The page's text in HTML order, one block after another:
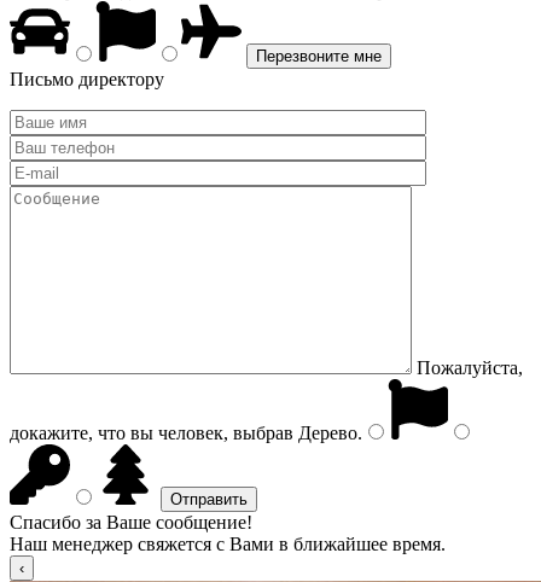
Письмо директору
Пожалуйста,
докажите, что вы человек, выбрав Дерево.
Спасибо за Ваше сообщение!
Наш менеджер свяжется с Вами в ближайшее время.